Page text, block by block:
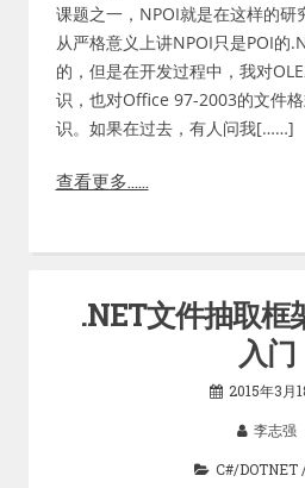
课题之一，NPOI就是在这样的研
从严格意义上讲NPOI只是POI的
的，但是在开发过程中，我对
识，也对Office 97-2003的文件
识。如果在过去，有人问我[……]
查看更多……
.NET文件抽取
入门
2015年3月
李志强
C#/DOTNET